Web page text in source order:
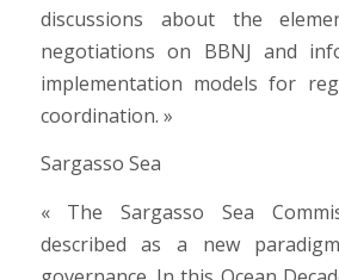
discussions about the
negotiations on BBNJ and
implementation models for
coordination. »
Sargasso Sea
« The Sargasso Sea
described as a new